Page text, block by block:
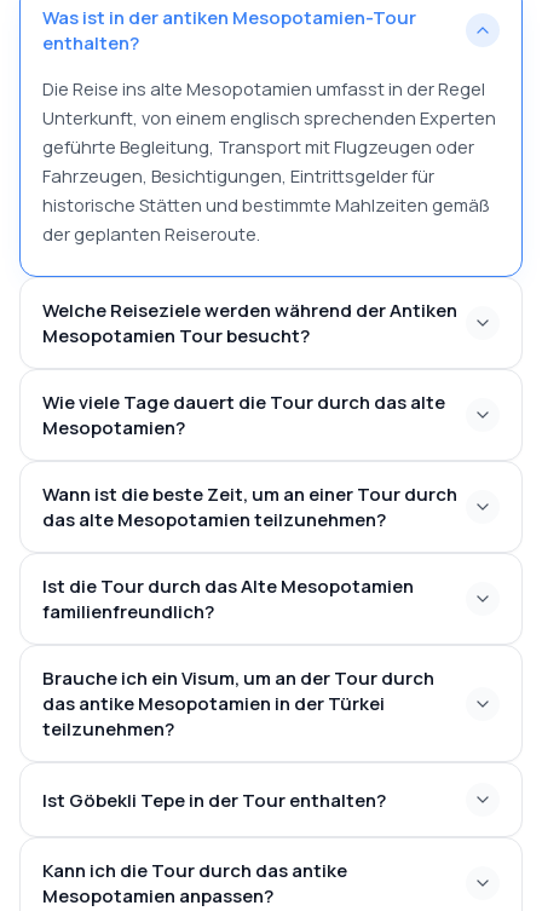
Was ist in der antiken Mesopotamien-Tour
enthalten?
Die Reise ins alte Mesopotamien umfasst in der Regel
Unterkunft, von einem englisch sprechenden Experten
geführte Begleitung, Transport mit Flugzeugen oder
Fahrzeugen, Besichtigungen, Eintrittsgelder für
historische Stätten und bestimmte Mahlzeiten gemäß
der geplanten Reiseroute.
Welche Reiseziele werden während der Antiken
Mesopotamien Tour besucht?
Wie viele Tage dauert die Tour durch das alte
Mesopotamien?
Wann ist die beste Zeit, um an einer Tour durch
das alte Mesopotamien teilzunehmen?
Ist die Tour durch das Alte Mesopotamien
familienfreundlich?
Brauche ich ein Visum, um an der Tour durch
das antike Mesopotamien in der Türkei
teilzunehmen?
Ist Göbekli Tepe in der Tour enthalten?
Kann ich die Tour durch das antike
Mesopotamien anpassen?